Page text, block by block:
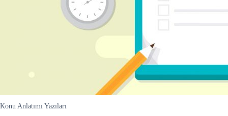
Konu Anlatımı Yazıları